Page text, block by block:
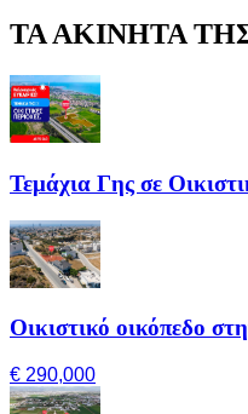
ΤΑ ΑΚΙΝΗΤΑ
Τεμάχια Γης σε
Οικιστικό οικόπεδο
€ 290,000